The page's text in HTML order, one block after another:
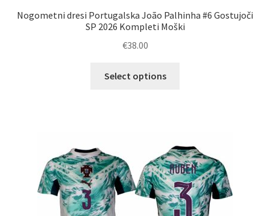
Nogometni dresi Portugalska João Palhinha #6 Gostujoči
SP 2026 Kompleti Moški
€38.00
Select options
Možnosti
lahko
izberete
na
strani